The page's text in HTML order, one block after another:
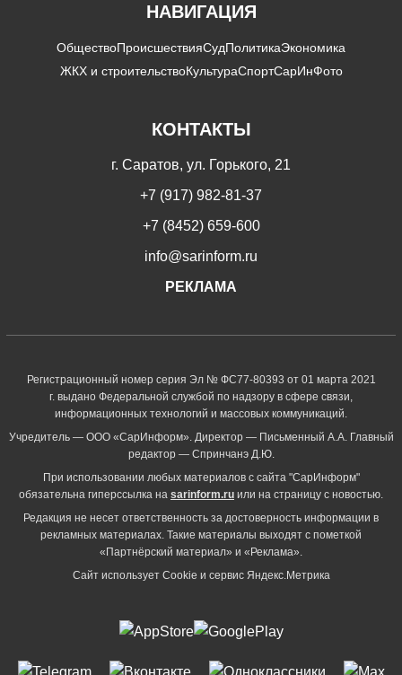
НАВИГАЦИЯ
ОбществоПроисшествияСудПолитикаЭкономика
ЖКХ и строительствоКультураСпортСарИнФото
КОНТАКТЫ
г. Саратов, ул. Горького, 21
+7 (917) 982-81-37
+7 (8452) 659-600
info@sarinform.ru
РЕКЛАМА
Регистрационный номер серия Эл № ФС77-80393 от 01 марта 2021
г. выдано Федеральной службой по надзору в сфере связи,
информационных технологий и массовых коммуникаций.
Учредитель — ООО «СарИнформ». Директор — Письменный А.А. Главный
редактор — Спринчанэ Д.Ю.
При использовании любых материалов с сайта "СарИнформ"
обязательна гиперссылка на sarinform.ru или на страницу с новостью.
Редакция не несет ответственность за достоверность информации в
рекламных материалах. Такие материалы выходят с пометкой
«Партнёрский материал» и «Реклама».
Сайт использует Cookie и сервиc Яндекс.Метрика